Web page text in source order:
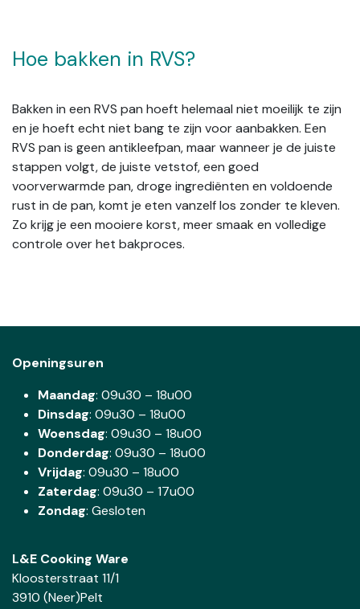
Hoe bakken in RVS?
Bakken in een RVS pan hoeft helemaal niet moeilijk te zijn
en je hoeft echt niet bang te zijn voor aanbakken. Een
RVS pan is geen antikleefpan, maar wanneer je de juiste
stappen volgt, de juiste vetstof, een goed
voorverwarmde pan, droge ingrediënten en voldoende
rust in de pan, komt je eten vanzelf los zonder te kleven.
Zo krijg je een mooiere korst, meer smaak en volledige
controle over het bakproces.
Openingsuren
Maandag: 09u30 – 18u00
Dinsdag: 09u30 – 18u00
Woensdag: 09u30 – 18u00
Donderdag: 09u30 – 18u00
Vrijdag: 09u30 – 18u00
Zaterdag: 09u30 – 17u00
Zondag: Gesloten
L&E Cooking Ware
Kloosterstraat 11/1
3910 (Neer)Pelt